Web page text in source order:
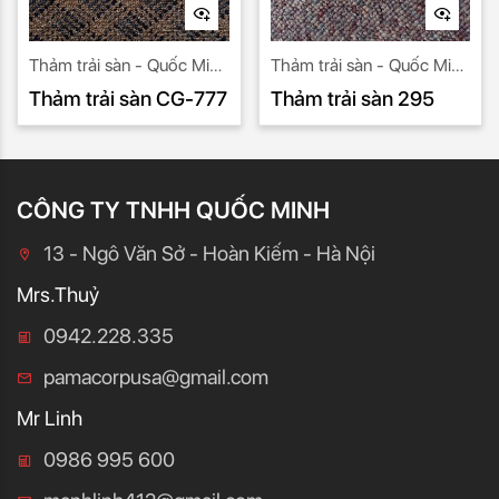
Thảm trải sàn - Quốc Minh
nhà nhập khẩu uy tín số 1.
Thảm trải sàn CG-777
Thảm trải sàn - Quốc Minh
nhà nhập khẩu uy tín số 1.
Thảm trải sàn 295
CÔNG TY TNHH QUỐC MINH
13 - Ngô Văn Sở - Hoàn Kiếm - Hà Nội
Mrs.Thuỷ
0942.228.335
pamacorpusa@gmail.com
Mr Linh
0986 995 600